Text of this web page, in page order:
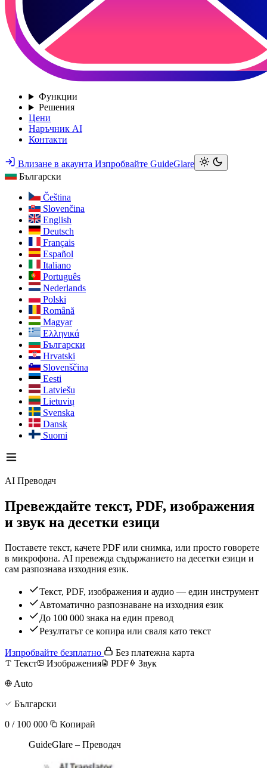
Функции
Решения
Цени
Наръчник AI
Контакти
Влизане в акаунта Изпробвайте GuideGlare
Български
Čeština
Slovenčina
English
Deutsch
Français
Español
Italiano
Português
Nederlands
Polski
Română
Magyar
Ελληνικά
Български
Hrvatski
Slovenščina
Eesti
Latviešu
Lietuvių
Svenska
Dansk
Suomi
AI Преводач
Превеждайте текст, PDF, изображения
и звук на десетки езици
Поставете текст, качете PDF или снимка, или просто говорете
в микрофона. AI превежда съдържанието на десетки езици и
сам разпознава изходния език.
Текст, PDF, изображения и аудио — един инструмент
Автоматично разпознаване на изходния език
До 100 000 знака на един превод
Резултатът се копира или сваля като текст
Изпробвайте безплатно
Без платежна карта
Текст
Изображения PDF
Звук
Auto
Български
0 / 100 000
Копирай
GuideGlare – Преводач